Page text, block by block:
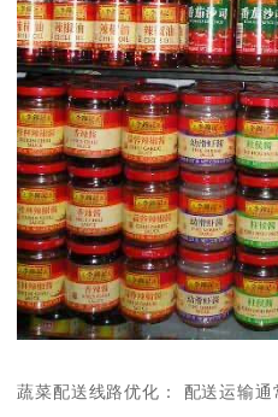
蔬菜配送线路优化： 配送运输